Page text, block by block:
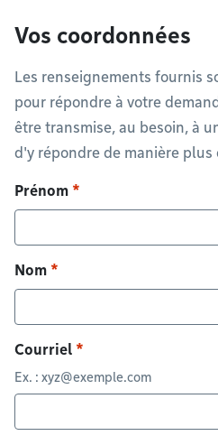
Vos coordonnées
Les renseignements fournis
pour répondre à votre
être transmise, au besoin, à
d'y répondre de manière plus
Prénom
Nom
Courriel
Ex. : xyz@exemple.com